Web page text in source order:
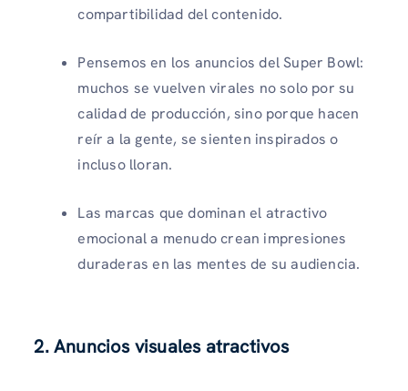
compartibilidad del contenido.
Pensemos en los anuncios del Super Bowl:
muchos se vuelven virales no solo por su
calidad de producción, sino porque hacen
reír a la gente, se sienten inspirados o
incluso lloran.
Las marcas que dominan el atractivo
emocional a menudo crean impresiones
duraderas en las mentes de su audiencia.
2. Anuncios visuales atractivos